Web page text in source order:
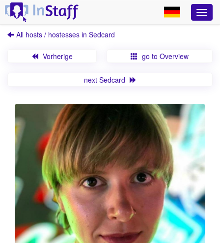
All hosts / hostesses in Sedcard
Vorherige go to Overview
next Sedcard